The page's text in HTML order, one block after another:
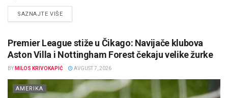
SAZNAJTE VIŠEDETAILS
Premier League stiže u Čikago: Navijače klubova
Aston Villa i Nottingham Forest čekaju velike žurke
BY MILOS KRIVOKAPIĆ AVGUST 7, 2026
AMERIKA